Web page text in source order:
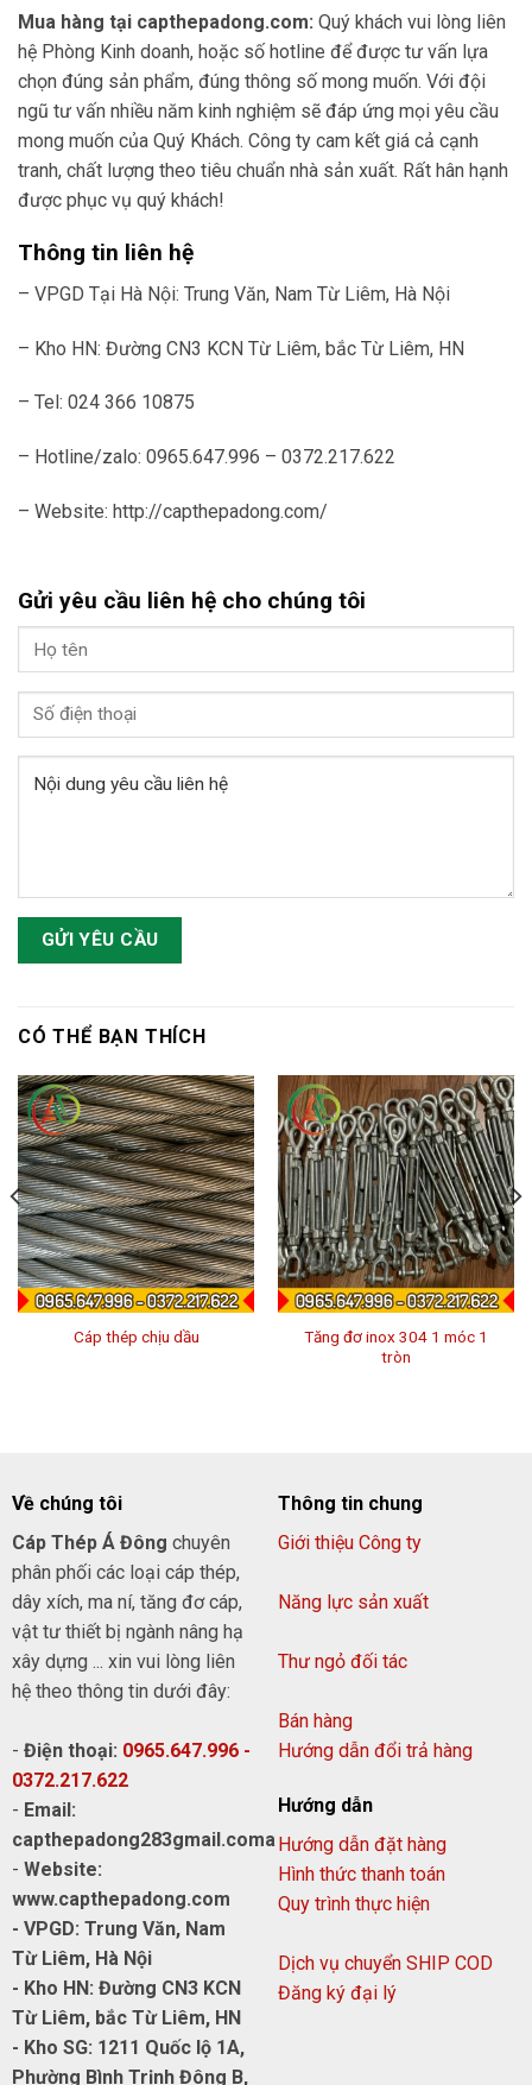
Mua hàng tại capthepadong.com: Quý khách vui lòng liên
hệ Phòng Kinh doanh, hoặc số hotline để được tư vấn lựa
chọn đúng sản phẩm, đúng thông số mong muốn. Với đội
ngũ tư vấn nhiều năm kinh nghiệm sẽ đáp ứng mọi yêu cầu
mong muốn của Quý Khách. Công ty cam kết giá cả cạnh
tranh, chất lượng theo tiêu chuẩn nhà sản xuất. Rất hân hạnh
được phục vụ quý khách!
Thông tin liên hệ
– VPGD Tại Hà Nội: Trung Văn, Nam Từ Liêm, Hà Nội
– Kho HN: Đường CN3 KCN Từ Liêm, bắc Từ Liêm, HN
– Tel: 024 366 10875
– Hotline/zalo: 0965.647.996 – 0372.217.622
– Website: http://capthepadong.com/
Gửi yêu cầu liên hệ cho chúng tôi
CÓ THỂ BẠN THÍCH
Cáp thép chịu dầu
Tăng đơ inox 304 1 móc 1
tròn
Về chúng tôi
Cáp Thép Á Đông chuyên
phân phối các loại cáp thép,
dây xích, ma ní, tăng đơ cáp,
vật tư thiết bị ngành nâng hạ
xây dựng ... xin vui lòng liên
hệ theo thông tin dưới đây:
- Điện thoại: 0965.647.996 -
0372.217.622
- Email:
capthepadong283gmail.coma
- Website:
www.capthepadong.com
- VPGD: Trung Văn, Nam
Từ Liêm, Hà Nội
- Kho HN: Đường CN3 KCN
Từ Liêm, bắc Từ Liêm, HN
- Kho SG: 1211 Quốc lộ 1A,
Phường Bình Trịnh Đông B,
Thông tin chung
Giới thiệu Công ty
Năng lực sản xuất
Thư ngỏ đối tác
Bán hàng
Hướng dẫn đổi trả hàng
Hướng dẫn
Hướng dẫn đặt hàng
Hình thức thanh toán
Quy trình thực hiện
Dịch vụ chuyển SHIP COD
Đăng ký đại lý